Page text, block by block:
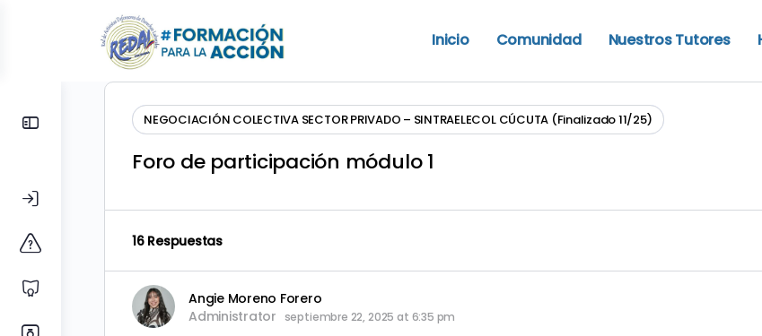
Inicio Comunidad Nuestros Tutores
NEGOCIACIÓN COLECTIVA SECTOR PRIVADO – SINTRAELECOL CÚCUTA (Finalizado 11/25)
Foro de participación módulo 1
16 Respuestas
Angie Moreno Forero
Administrator
septiembre 22, 2025 at 6:35 pm